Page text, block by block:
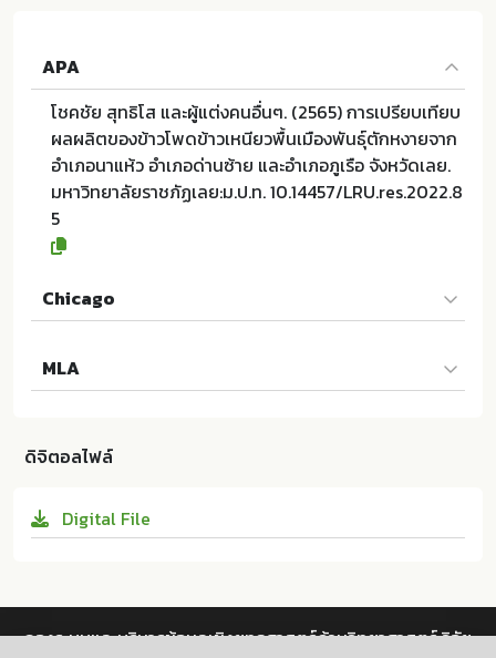
APA
โชคชัย สุทธิโส และผู้แต่งคนอื่นๆ. (2565) การเปรียบเทียบ
ผลผลิตของข้าวโพดข้าวเหนียวพื้นเมืองพันธุ์ตักหงายจาก
อำเภอนาแห้ว อำเภอด่านซ้าย และอำเภอภูเรือ จังหวัดเลย.
มหาวิทยาลัยราชภัฏเลย:ม.ป.ท. 10.14457/LRU.res.2022.8
5
Chicago
ลผลิตของข้าวโพดข้าวเหนียวพื้นเมืองพันธุ์ตักหงายจากอำ
เภอนาแห้ว อำเภอด่านซ้าย และอำเภอภูเรือ จังหวัดเลย.
85
MLA
แห้ว อำเภอด่านซ้าย และอำเภอภูเรือ จังหวัดเลย. ม.ป.ท.:มห
22.85
ดิจิตอลไฟล์
Digital File
กองระบบและบริหารข้อมูลเชิงยุทธศาสตร์ด้านวิทยาศาสตร์ วิจัย